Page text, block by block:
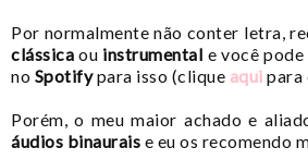
Por normalmente não conter letra,
clássica ou instrumental e você
no Spotifypara isso (clique aqui para
Porém, o meu maior achado e
áudios binaurais e eu os recomendo